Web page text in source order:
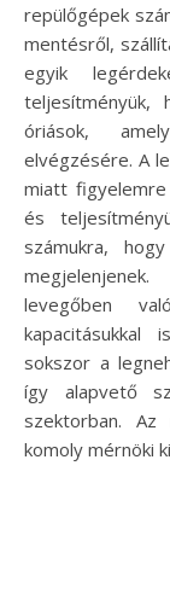
repülőgépek
mentésről,
egyik
teljesítményük,
óriások,
elvégzésére. A
miatt figyelemre
és
számukra,
levegőben
kapacitásukkal
sokszor a
így alapvető
szektorban.
komoly mérnöki